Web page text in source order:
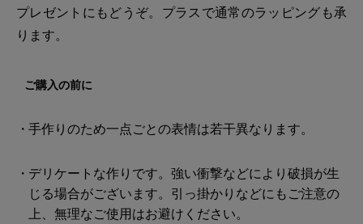
プレゼントにもどうぞ。プラスで通常のラッピングも承
ります。
ご購入の前に
手作りのため一点ごとの表情は若干異なります。
デリケートな作りです。強い衝撃などにより破損が生
じる場合がございます。引っ掛かりなどにもご注意の
上、無理なご使用はお避けください。